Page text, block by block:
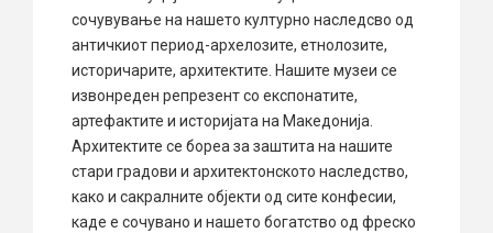
сочувување на нашето културно наследсво од
античкиот период-архелозите, етнолозите,
историчарите, архитектите. Нашите музеи се
извонреден репрезент со експонатите,
артефактите и историјата на Македонија.
Архитектите се бореа за заштита на нашите
стари градови и архитектонското наследство,
како и сакралните објекти од сите конфесии,
каде е сочувано и нашето богатство од фреско